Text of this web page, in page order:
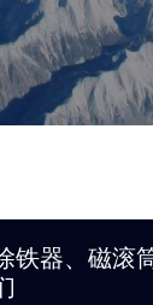
器、磁滚